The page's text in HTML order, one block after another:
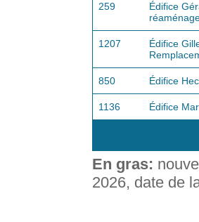
259
Édifice
1207
Édifice
850 Édifice
1136 Édifice
En gras:
2026, date de